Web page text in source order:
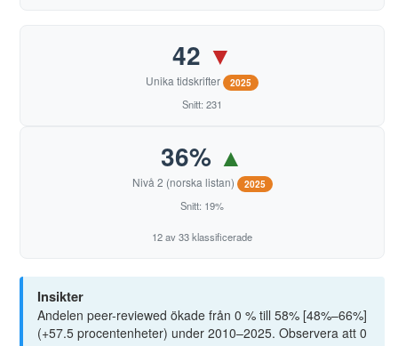
42 ▼
Unika tidskrifter 2025
Snitt: 231
36% ▲
Nivå 2 (norska listan) 2025
Snitt: 19%
12 av 33 klassificerade
Insikter
Andelen peer-reviewed ökade från 0 % till 58% [48%–66%]
(+57.5 procentenheter) under 2010–2025. Observera att 0